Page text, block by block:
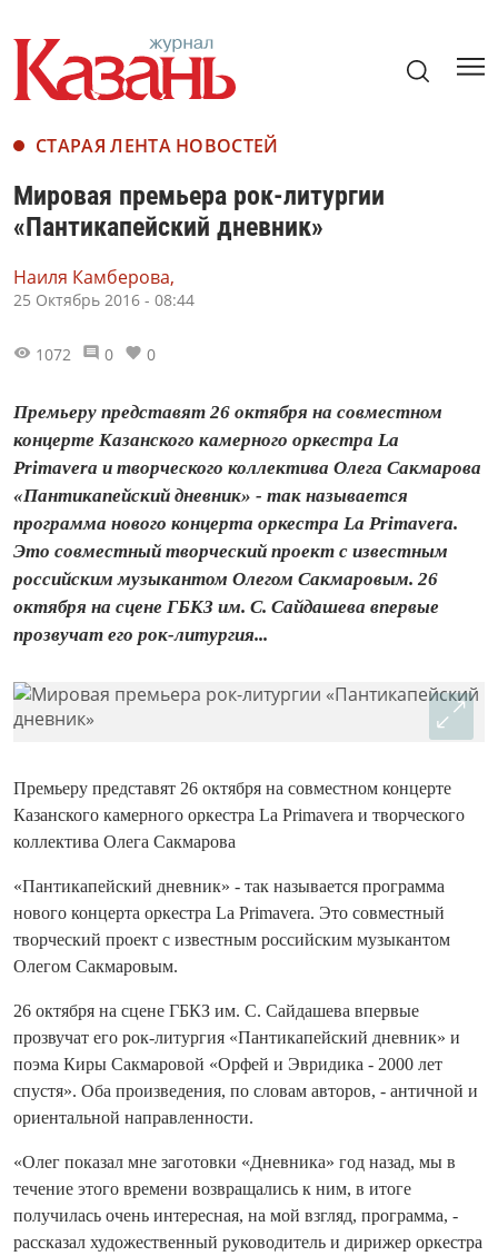
СТАРАЯ ЛЕНТА НОВОСТЕЙ
Мировая премьера рок-литургии
«Пантикапейский дневник»
Наиля Камберова,
25 Октябрь 2016 - 08:44
1072 0 0
Премьеру представят 26 октября на совместном
концерте Казанского камерного оркестра La
Primavera и творческого коллектива Олега Сакмарова
«Пантикапейский дневник» - так называется
программа нового концерта оркестра La Primavera.
Это совместный творческий проект с известным
российским музыкантом Олегом Сакмаровым. 26
октября на сцене ГБКЗ им. С. Сайдашева впервые
прозвучат его рок-литургия...
Премьеру представят 26 октября на совместном концерте
Казанского камерного оркестра La Primavera и творческого
коллектива Олега Сакмарова
«Пантикапейский дневник» - так называется программа
нового концерта оркестра La Primavera. Это совместный
творческий проект с известным российским музыкантом
Олегом Сакмаровым.
26 октября на сцене ГБКЗ им. С. Сайдашева впервые
прозвучат его рок-литургия «Пантикапейский дневник» и
поэма Киры Сакмаровой «Орфей и Эвридика - 2000 лет
спустя». Оба произведения, по словам авторов, - античной и
ориентальной направленности.
«Олег показал мне заготовки «Дневника» год назад, мы в
течение этого времени возвращались к ним, в итоге
получилась очень интересная, на мой взгляд, программа, -
рассказал художественный руководитель и дирижер оркестра